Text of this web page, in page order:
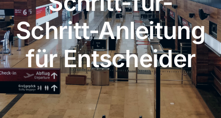
Schritt-Anleitung
für Entscheider